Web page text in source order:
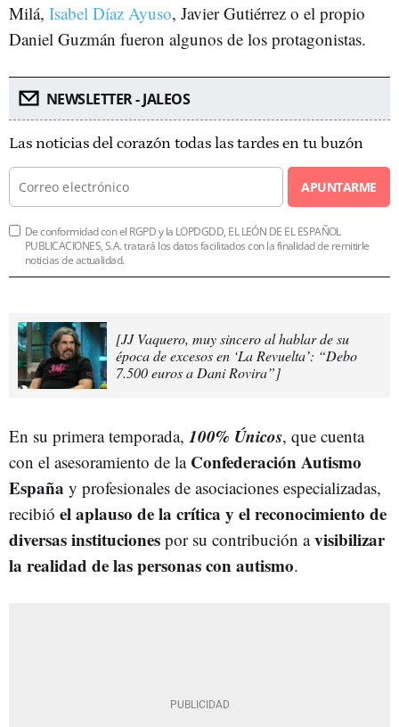
Milá, Isabel Díaz Ayuso, Javier Gutiérrez o el propio
Daniel Guzmán fueron algunos de los protagonistas.
NEWSLETTER - JALEOS
Las noticias del corazón todas las tardes en tu buzón
APUNTARME
De conformidad con el RGPD y la LOPDGDD, EL LEÓN DE EL ESPAÑOL
PUBLICACIONES, S.A. tratará los datos facilitados con la finalidad de remitirle
noticias de actualidad.
[JJ Vaquero, muy sincero al hablar de su
época de excesos en ‘La Revuelta’: “Debo
7.500 euros a Dani Rovira”]
En su primera temporada, 100% Únicos, que cuenta
con el asesoramiento de la Confederación Autismo
España y profesionales de asociaciones especializadas,
recibió el aplauso de la crítica y el reconocimiento de
diversas instituciones por su contribución avisibilizar
la realidad de las personas con autismo.